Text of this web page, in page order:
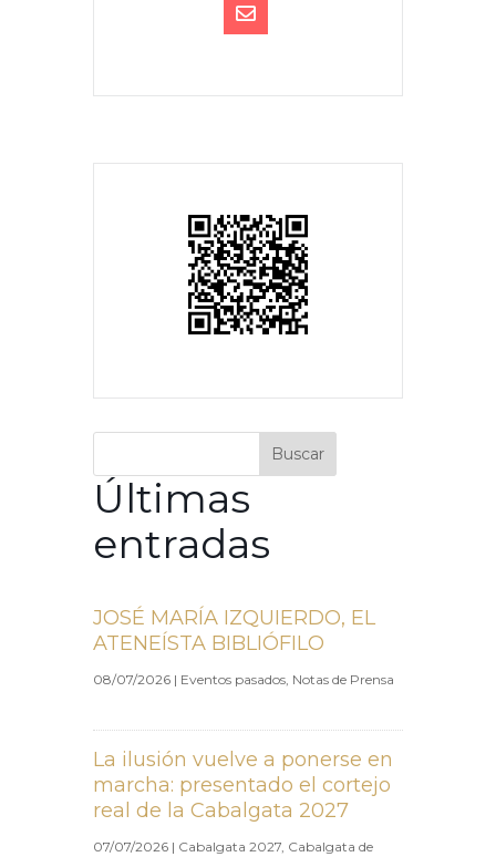
Buscar
Últimas
entradas
JOSÉ MARÍA IZQUIERDO, EL
ATENEÍSTA BIBLIÓFILO
08/07/2026 | Eventos pasados, Notas de Prensa
La ilusión vuelve a ponerse en
marcha: presentado el cortejo
real de la Cabalgata 2027
07/07/2026 | Cabalgata 2027, Cabalgata de